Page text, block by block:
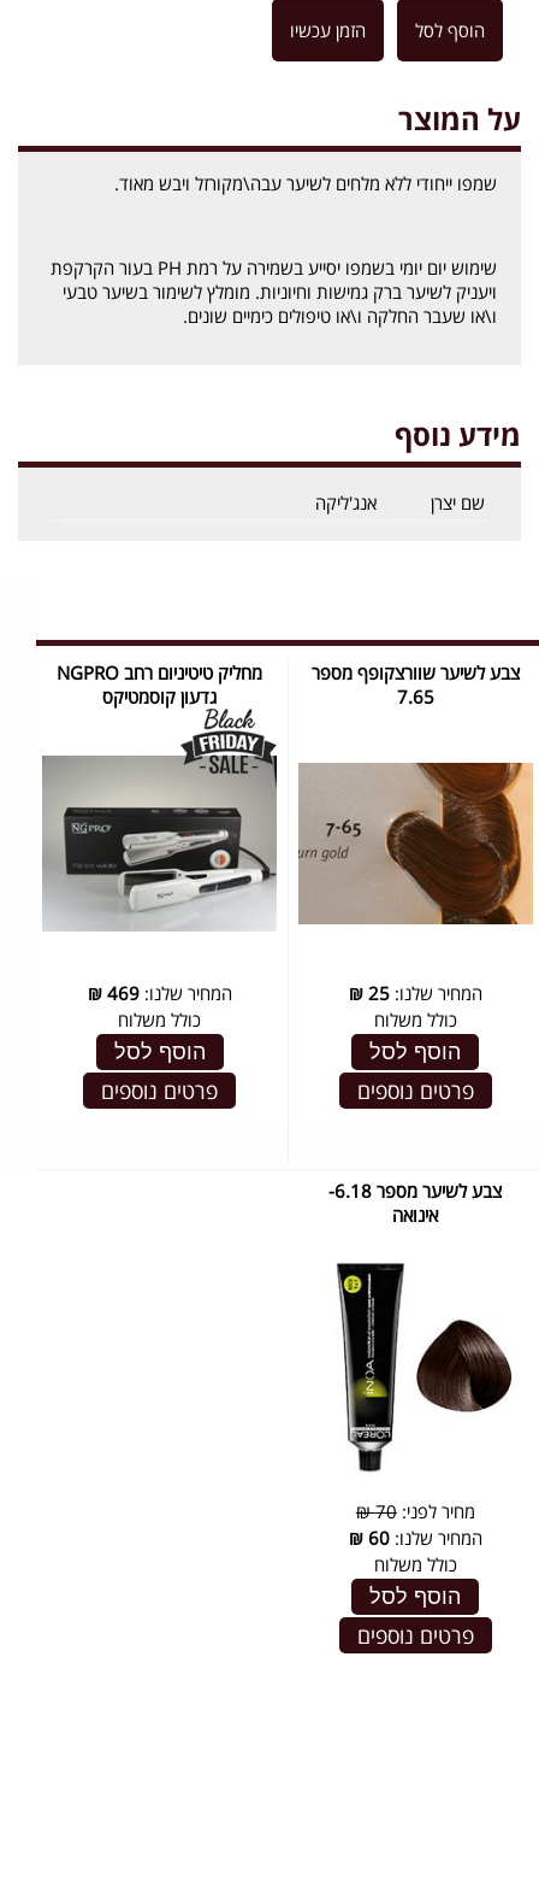
הוסף לסל הזמן עכשיו
על המוצר
שמפו ייחודי ללא מלחים לשיער עבה\מקורזל ויבש מאוד.
שימוש יום יומי בשמפו יסייע בשמירה על רמת PH בעור הקרקפת
ויעניק לשיער ברק גמישות וחיוניות. מומלץ לשימור בשיער טבעי
ו\או שעבר החלקה ו\או טיפולים כימיים שונים.
מידע נוסף
שם יצרן אנג'ליקה
צבע לשיער שוורצקופף מספר
7.65
המחיר שלנו:25
₪
כולל משלוח
הוסף לסל
פרטים נוספים
מחליק טיטיניום רחב NGPRO
גדעון קוסמטיקס
המחיר שלנו:469
₪
כולל משלוח
הוסף לסל
פרטים נוספים
צבע לשיער מספר 6.18-
אינואה
מחיר לפני:70 ₪
המחיר שלנו:60
₪
כולל משלוח
הוסף לסל
פרטים נוספים